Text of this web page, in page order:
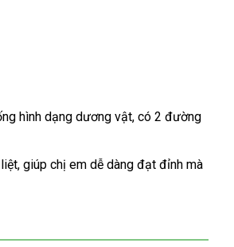
hình dạng dương vậtnhập
, có 2 đường
facebook
, giúp chị em dễ dàng đạt đỉnh đại
mà